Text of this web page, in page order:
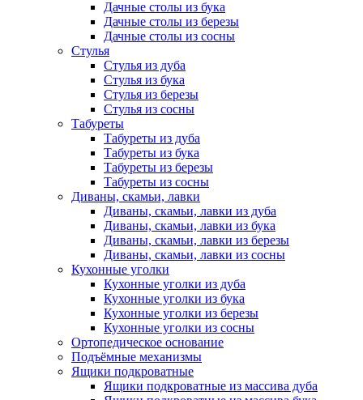
Дачные столы из бука
Дачные столы из березы
Дачные столы из сосны
Стулья
Стулья из дуба
Стулья из бука
Стулья из березы
Стулья из сосны
Табуреты
Табуреты из дуба
Табуреты из бука
Табуреты из березы
Табуреты из сосны
Диваны, скамьи, лавки
Диваны, скамьи, лавки из дуба
Диваны, скамьи, лавки из бука
Диваны, скамьи, лавки из березы
Диваны, скамьи, лавки из сосны
Кухонные уголки
Кухонные уголки из дуба
Кухонные уголки из бука
Кухонные уголки из березы
Кухонные уголки из сосны
Ортопедическое основание
Подъёмные механизмы
Ящики подкроватные
Ящики подкроватные из массива дуба